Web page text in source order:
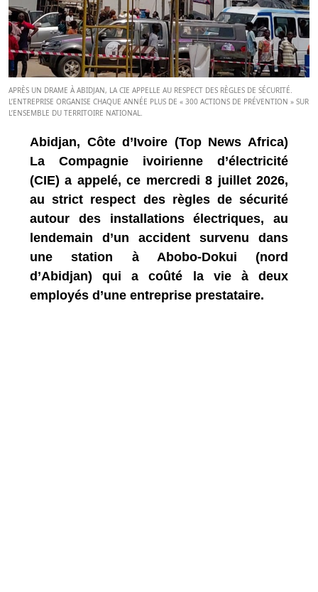
APRÈS UN DRAME À ABIDJAN, LA CIE APPELLE AU RESPECT DES RÈGLES DE SÉCURITÉ.
L’ENTREPRISE ORGANISE CHAQUE ANNÉE PLUS DE « 300 ACTIONS DE PRÉVENTION » SUR
L’ENSEMBLE DU TERRITOIRE NATIONAL.
Abidjan, Côte d’Ivoire (Top News Africa)
La Compagnie ivoirienne d’électricité
(CIE) a appelé, ce mercredi 8 juillet 2026,
au strict respect des règles de sécurité
autour des installations électriques, au
lendemain d’un accident survenu dans
une station à Abobo-Dokui (nord
d’Abidjan) qui a coûté la vie à deux
employés d’une entreprise prestataire.